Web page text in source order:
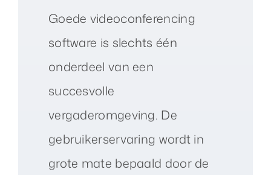
Goede videoconferencing
software is slechts één
onderdeel van een
succesvolle
vergaderomgeving. De
gebruikerservaring wordt in
grote mate bepaald door de